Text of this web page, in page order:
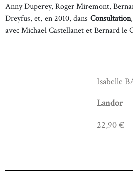
Anny Duperey, Roger Miremont,
Dreyfus, et, en 2010, dans Consultation
avec Michael Castellanet et Bernard le
Isabelle
Landor
22,90 €